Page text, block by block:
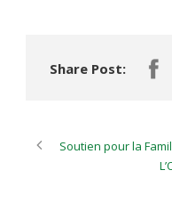
Share Post:
Soutien pour la